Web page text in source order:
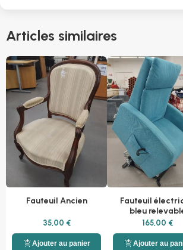
Articles similaires
Fauteuil Ancien
35,00 €
add_shopping_cartAjouter au panier
Fauteuil
bleu
165,00 €
add_shopping_cartAjouter au